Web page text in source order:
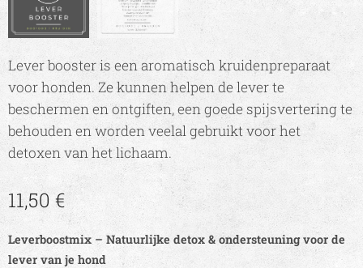
Lever booster is een aromatisch kruidenpreparaat
voor honden. Ze kunnenhelpen de lever te
beschermen en ontgiften, een goede spijsvertering te
behouden en worden veelal gebruikt voor het
detoxen van het lichaam.
11,50 €
Leverboostmix – Natuurlijke detox & ondersteuning voor de
lever van je hond